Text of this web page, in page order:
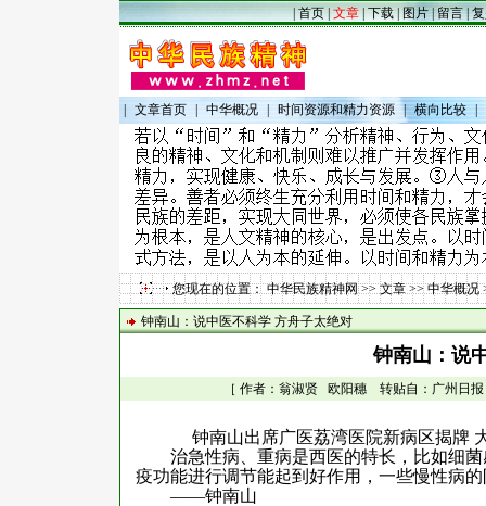
|首页|文章|下载| 图片|留言|
文章首页 中华概况 时间资源和精力资源 | 横向比较
您现在的位置：中华民族精神网>>文章>>中华概况
钟南山：说中医不科学 方舟子太绝对
钟南山：说
［ 作者：翁淑贤 欧阳穗 转贴自：广州日
钟南山出席广医荔湾医院新病区揭牌
治急性病、重病是西医的特长，比如细
疫功能进行调节能起到好作用，一些慢性病
——钟南山